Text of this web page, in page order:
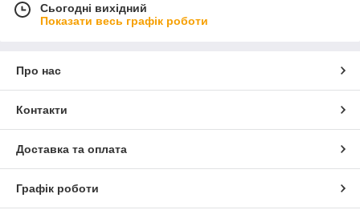
Сьогодні вихідний
Показати весь графік роботи
Про нас
Контакти
Доставка та оплата
Графік роботи